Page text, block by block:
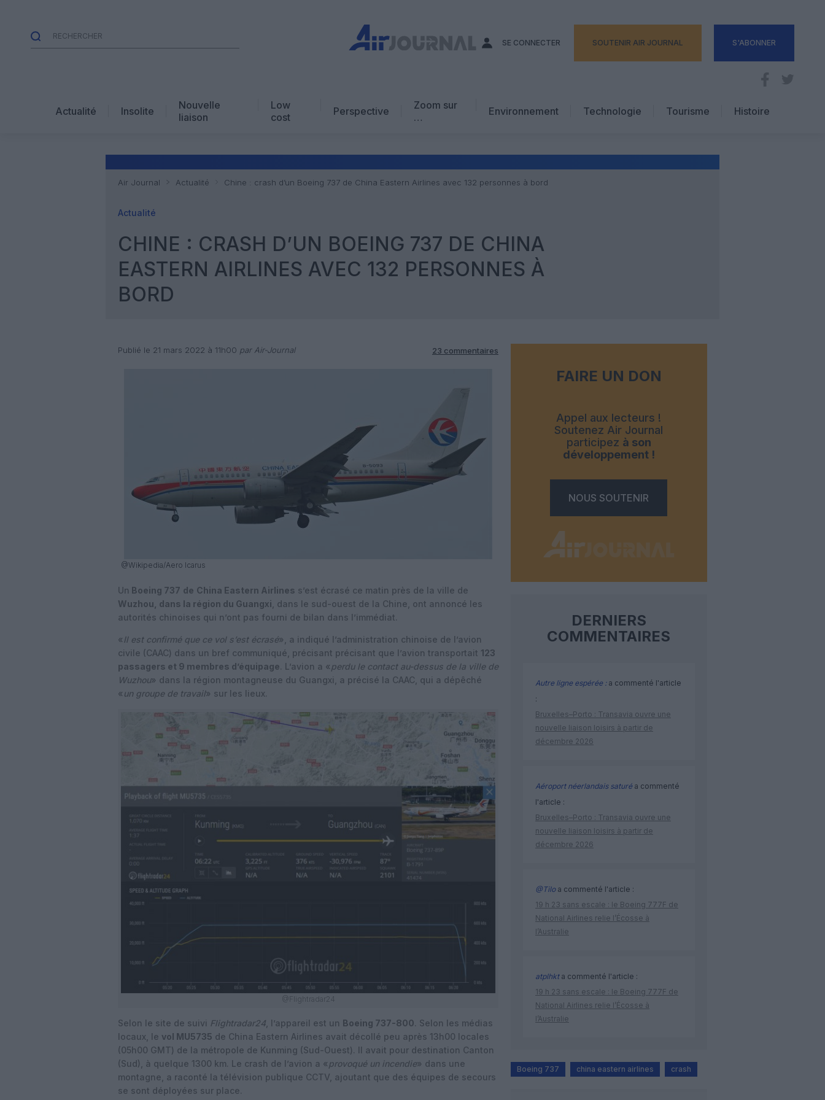
SE CONNECTER SOUTENIR AIR JOURNAL S'ABONNER
Actualité Insolite
Nouvelle
liaison
Low
cost
Perspective
Zoom sur
…
Avis d’expert
Environnement Technologie
Tourisme
Hôtellerie
Histoire
Air Journal Actualité Chine : crash d’un Boeing 737 de China Eastern Airlines avec 132 personnes à bord
Actualité
CHINE : CRASH D’UN BOEING 737 DE CHINA
EASTERN AIRLINES AVEC 132 PERSONNES À
BORD
Publié le 21 mars 2022 à 11h00 par Air-Journal 23 commentaires
@Wikipedia/Aero Icarus
Un Boeing 737 de China Eastern Airlines s’est écrasé ce matin près de la ville de
Wuzhou, dans la région du Guangxi , dans le sud-ouest de la Chine, ont annoncé les
autorités chinoises qui n’ont pas fourni de bilan dans l’immédiat.
« Il est confirmé que ce vol s’est écrasé», a indiqué l’administration chinoise de l’avion
civile (CAAC) dans un bref communiqué, précisant précisant que l’avion transportait 123
passagers et 9 membres d’équipage. L’avion a « perdu le contact au-dessus de la ville de
Wuzhou» dans la région montagneuse du Guangxi, a précisé la CAAC, qui a dépêché
« un groupe de travail» sur les lieux.
@Flightradar24
Selon le site de suivi Flightradar24 , l’appareil est un Boeing 737-800. Selon les médias
locaux, le vol MU5735 de China Eastern Airlines avait décollé peu après 13h00 locales
(05h00 GMT) de la métropole de Kunming (Sud-Ouest). Il avait pour destination Canton
(Sud), à quelque 1300 km. Le crash de l’avion a « provoqué un incendie» dans une
montagne, a raconté la télévision publique CCTV, ajoutant que des équipes de secours
se sont déployées sur place.
FAIRE UN DON
Appel aux lecteurs !
Soutenez Air Journal
participez à son
développement !
NOUS SOUTENIR
DERNIERS
COMMENTAIRES
Autre ligne espérée :a commenté l'article
:
Bruxelles–Porto : Transavia ouvre une
nouvelle liaison loisirs à partir de
décembre 2026
Aéroport néerlandais saturéa commenté
l'article :
Bruxelles–Porto : Transavia ouvre une
nouvelle liaison loisirs à partir de
décembre 2026
@Tiloa commenté l'article :
19 h 23 sans escale : le Boeing 777F de
National Airlines relie l’Écosse à
l’Australie
atplhkta commenté l'article :
19 h 23 sans escale : le Boeing 777F de
National Airlines relie l’Écosse à
l’Australie
Boeing 737 china eastern airlines crash